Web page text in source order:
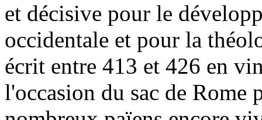
et décisive pour le
occidentale et pour la
écrit entre 413 et 426 en
l'occasion du sac de Rome